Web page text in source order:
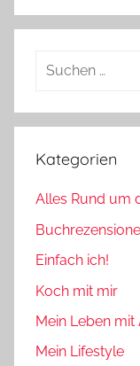
Suchen
Kategorien
Alles Rund um
Einfach ich!
Koch mit mir
Mein Leben mit
Mein Lifestyle